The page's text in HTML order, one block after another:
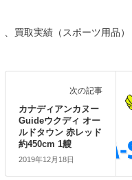
買取実績（スポーツ用品）
次の記事
カナディアンカヌー
Guideウクディ オー
ルドタウン 赤レッド
約450cm 1艘
2019年12月18日